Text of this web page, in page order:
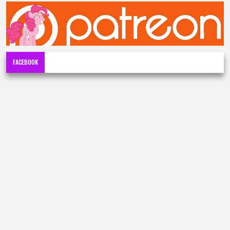
FACEBOOK